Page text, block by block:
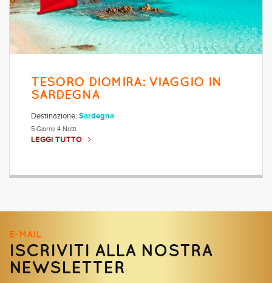
TESORO DIOMIRA: VIAGGIO IN
SARDEGNA
Destinazione: Sardegna
5 Giorni/ 4 Notti
LEGGI TUTTO
E-MAIL
ISCRIVITI ALLA NOSTRA
NEWSLETTER